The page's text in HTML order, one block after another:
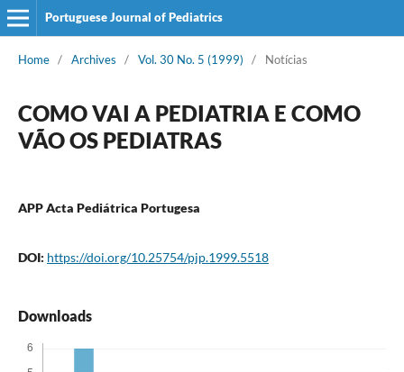
Portuguese Journal of Pediatrics
Home / Archives / Vol. 30 No. 5 (1999) / Notícias
COMO VAI A PEDIATRIA E COMO
VÃO OS PEDIATRAS
APP Acta Pediátrica Portugesa
DOI: https://doi.org/10.25754/pjp.1999.5518
Downloads